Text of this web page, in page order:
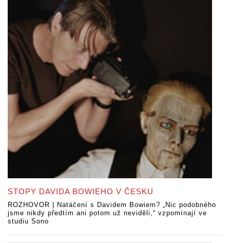
STOPY DAVIDA BOWIEHO V ČESKU
ROZHOVOR | Natáčení s Davidem Bowiem? „Nic podobného
jsme nikdy předtím ani potom už neviděli,“ vzpomínají ve
studiu Sono